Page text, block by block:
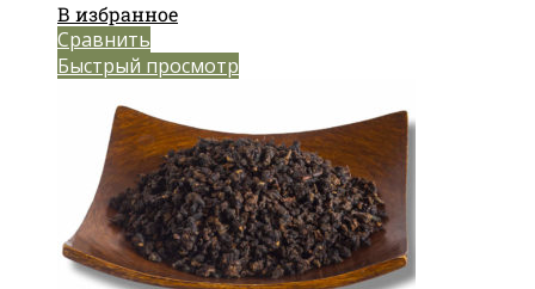
В избранное
Сравнить
Быстрый просмотр